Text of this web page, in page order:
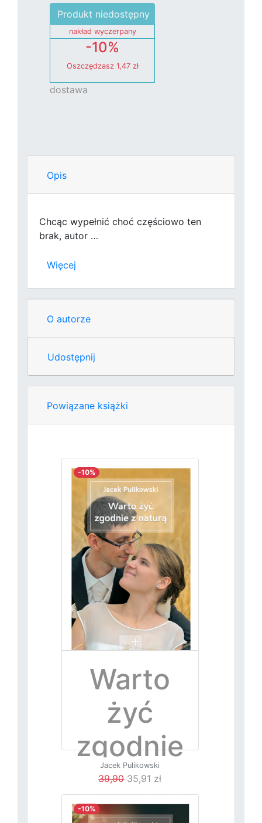
nakład wyczerpany
-10%
Oszczędzasz 1,47 zł
dostawa
Opis
Chcąc wypełnić choć częściowo ten
brak, autor …
Więcej
O autorze
Udostępnij
Powiązane książki
-10%
Warto
żyć
zgodnie
z naturą
Jacek Pulikowski
39,9035,91 zł
-10%